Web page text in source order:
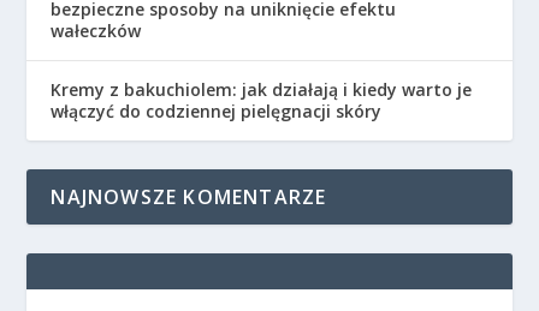
bezpieczne sposoby na uniknięcie efektu
wałeczków
Kremy z bakuchiolem: jak działają i kiedy warto je
włączyć do codziennej pielęgnacji skóry
NAJNOWSZE KOMENTARZE